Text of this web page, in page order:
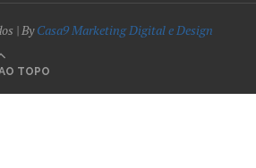
| ByCasa9 Marketing Digital e Design
TOPO